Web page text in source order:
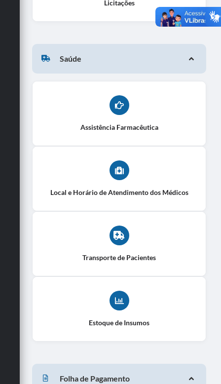
Licitações
Saúde
Assistência Farmacêutica
Local e Horário de Atendimento dos Médicos
Transporte de Pacientes
Estoque de Insumos
Folha de Pagamento